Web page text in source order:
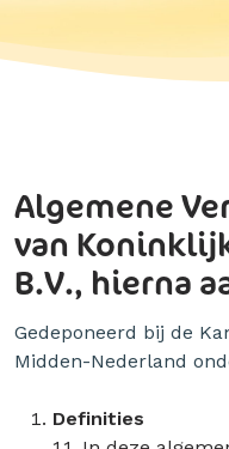
Algemene
van
B.V., hierna
Gedeponeerd bij de
Midden-Nederland
Definities